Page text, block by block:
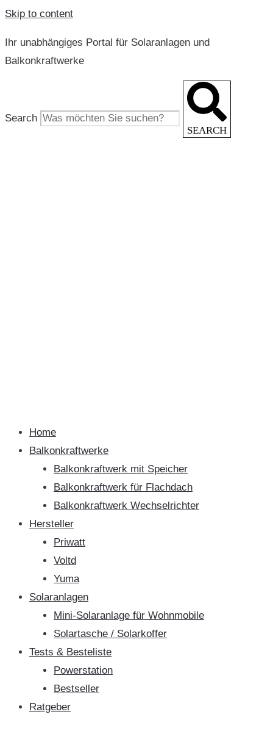
Skip to content
Ihr unabhängiges Portal für Solaranlagen und
Balkonkraftwerke
Search
SEARCH
Home
Balkonkraftwerke
Balkonkraftwerk mit Speicher
Balkonkraftwerk für Flachdach
Balkonkraftwerk Wechselrichter
Hersteller
Priwatt
Voltd
Yuma
Solaranlagen
Mini-Solaranlage für Wohnmobile
Solartasche / Solarkoffer
Tests & Besteliste
Powerstation
Bestseller
Ratgeber